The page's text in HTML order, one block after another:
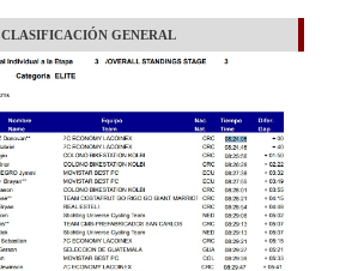
CLASIFICACIÓN GENERAL